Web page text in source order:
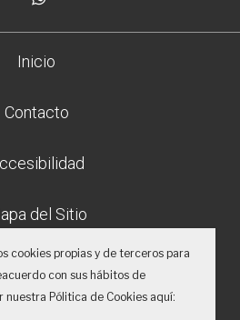
Inicio
Contacto
del Sitio
Aviso legal
de privacidad
cookies propias y de terceros para
con sus hábitos de
Pólitica de Cookies aquí: